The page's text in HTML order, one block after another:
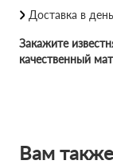
Доставка в
Закажите
качественный
Вам